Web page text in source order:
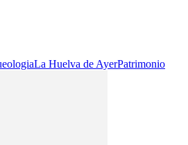
La Huelva de AyerPatrimonio